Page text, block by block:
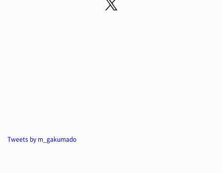
Tweets by m_gakumado